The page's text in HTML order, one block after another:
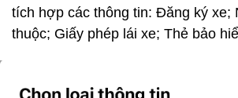
tích hợp các thông tin: Đăng ký xe;
thuộc; Giấy phép lái xe; Thẻ bảo